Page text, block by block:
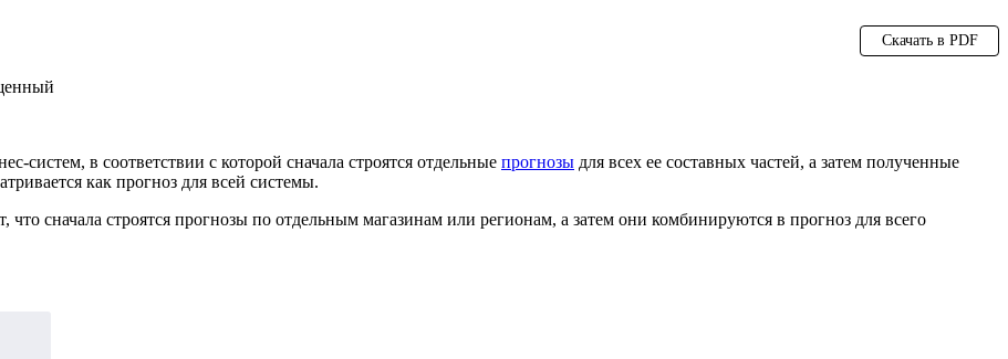
Скачать в PDF
систем, в соответствии с которой сначала строятся отдельные прогнозы для всех ее составных частей, а затем полученные
как прогноз для всей системы.
сначала строятся прогнозы по отдельным магазинам или регионам, а затем они комбинируются в прогноз для всего